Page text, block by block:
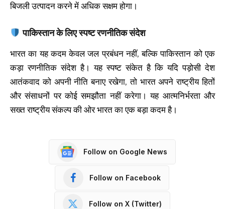
बिजली उत्पादन करने में अधिक सक्षम होगा।
पाकिस्तान के लिए स्पष्ट रणनीतिक संदेश
भारत का यह कदम केवल जल प्रबंधन नहीं, बल्कि पाकिस्तान को एक
कड़ा रणनीतिक संदेश है। यह स्पष्ट संकेत है कि यदि पड़ोसी देश
आतंकवाद को अपनी नीति बनाए रखेगा, तो भारत अपने राष्ट्रीय हितों
और संसाधनों पर कोई समझौता नहीं करेगा। यह आत्मनिर्भरता और
सख्त राष्ट्रीय संकल्प की ओर भारत का एक बड़ा कदम है।
Follow on Google News
Follow on Facebook
Follow on X (Twitter)